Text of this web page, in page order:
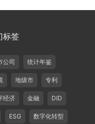
标签
公司 统计年鉴
地级市 专利
经济 金融 DID
ESG 数字化转型